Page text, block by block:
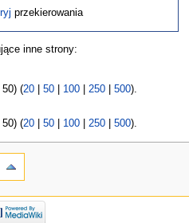
przekierowania
inne strony:
(20| 50| 100| 250| 500).
(20| 50| 100| 250| 500).